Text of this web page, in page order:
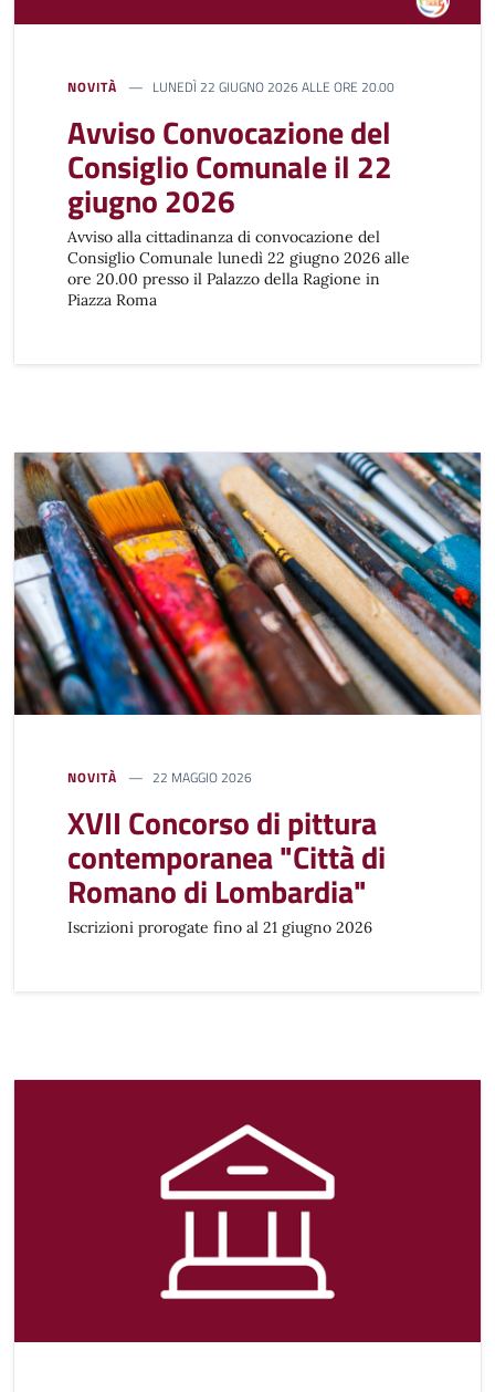
NOVITÀ LUNEDÌ 22 GIUGNO 2026 ALLE ORE 20.00
Avviso Convocazione del
Consiglio Comunale il 22
giugno 2026
Avviso alla cittadinanza di convocazione del
Consiglio Comunale lunedì 22 giugno 2026 alle
ore 20.00 presso il Palazzo della Ragione in
Piazza Roma
NOVITÀ 22 MAGGIO 2026
XVII Concorso di pittura
contemporanea "Città di
Romano di Lombardia"
Iscrizioni prorogate fino al 21 giugno 2026